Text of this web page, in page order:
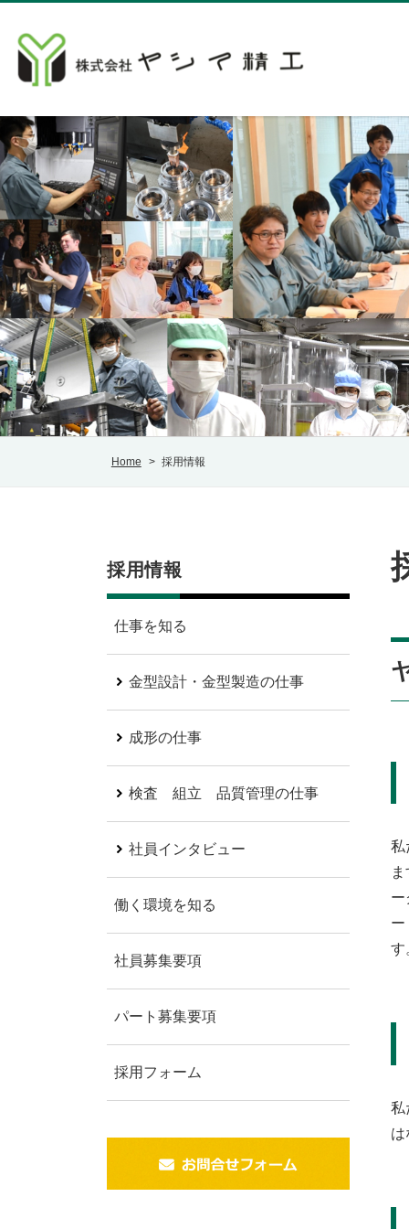
Home > 採用情報
私
ー
ー
す
私
は
採用情報
仕事を知る
金型設計・金型製造の仕事
成形の仕事
検査 組立 品質管理の仕事
社員インタビュー
働く環境を知る
社員募集要項
パート募集要項
採用フォーム